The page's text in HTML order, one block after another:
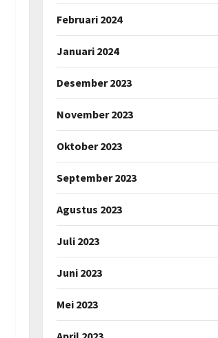
Februari 2024
Januari 2024
Desember 2023
November 2023
Oktober 2023
September 2023
Agustus 2023
Juli 2023
Juni 2023
Mei 2023